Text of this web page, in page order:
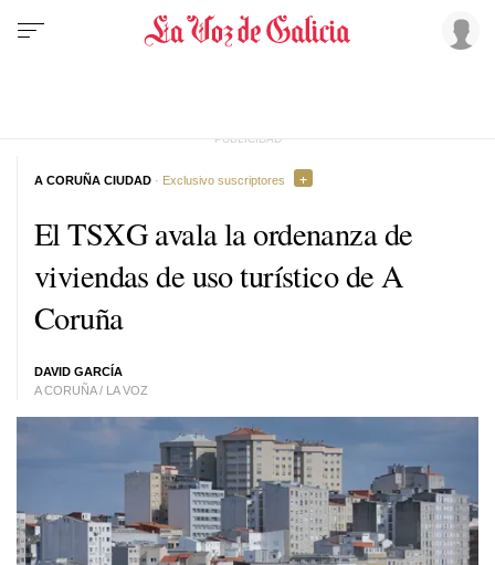
El TSXG avala la ordenanza de
viviendas de uso turístico de A
Coruña
DAVID GARCÍA
A CORUÑA / LA VOZ
A CORUÑA CIUDAD · Exclusivo suscriptores